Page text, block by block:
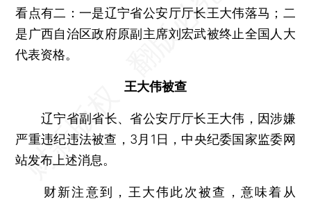
看点有二：一是辽宁省公安厅厅长王大伟落马；二
是广西自治区政府原副主席刘宏武被终止全国人大
代表资格。
王大伟被查
辽宁省副省长、省公安厅厅长王大伟，因涉嫌
严重违纪违法被查，3月1日，中央纪委国家监委网
站发布上述消息。
财新注意到，王大伟此次被查，意味着从